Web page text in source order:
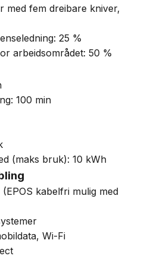
med fem dreibare kniver,
25 %
arbeidsområdet: 50 %
100 min
(maks bruk): 10 kWh
kabelfri mulig med
Wi-Fi